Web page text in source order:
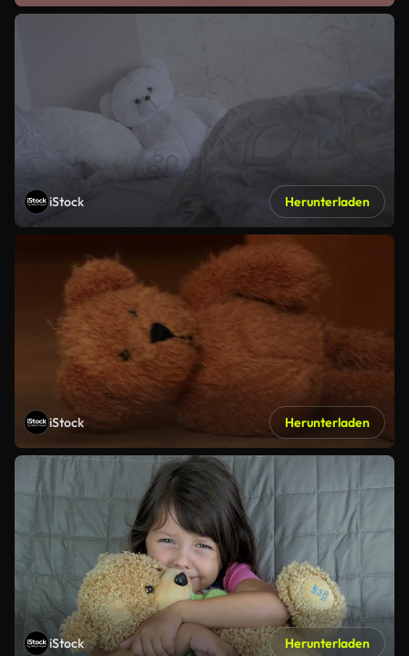
iStock Herunterladen
iStock Herunterladen
iStock Herunterladen